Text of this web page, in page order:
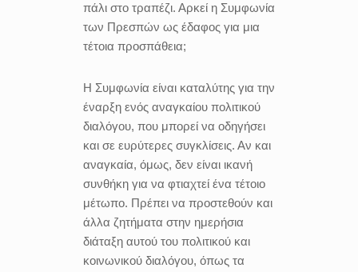
πάλι στο τραπέζι. Αρκεί η Συμφωνία
των Πρεσπών ως έδαφος για μια
τέτοια προσπάθεια;
Η Συμφωνία είναι καταλύτης για την
έναρξη ενός αναγκαίου πολιτικού
διαλόγου, που μπορεί να οδηγήσει
και σε ευρύτερες συγκλίσεις. Αν και
αναγκαία, όμως, δεν είναι ικανή
συνθήκη για να φτιαχτεί ένα τέτοιο
μέτωπο. Πρέπει να προστεθούν και
άλλα ζητήματα στην ημερήσια
διάταξη αυτού του πολιτικού και
κοινωνικού διαλόγου, όπως τα